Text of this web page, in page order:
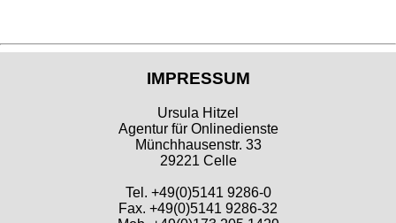
IMPRESSUM
Ursula Hitzel
Agentur für Onlinedienste
Münchhausenstr. 33
29221 Celle
Tel. +49(0)5141 9286-0
Fax. +49(0)5141 9286-32